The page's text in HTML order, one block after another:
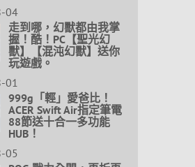
04
走到哪，幻獸都由我掌
握！酷！PC【聖光幻
獸】【混沌幻獸】送你
玩遊戲。
01
999g「輕」愛爸比！
ACER Swift Air指定筆電
88節送十合一多功能
HUB！
05